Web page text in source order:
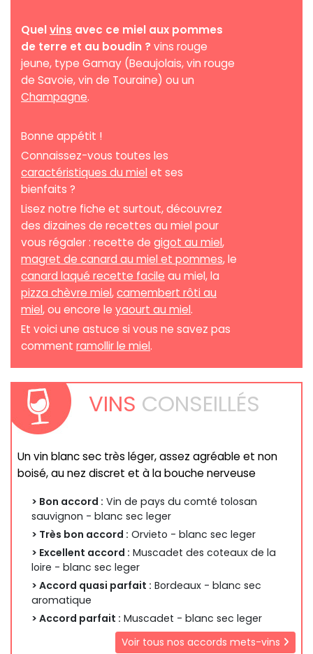
Quelvins avec ce miel aux pommes
de terre et au boudin ? vins rouge
jeune, type Gamay (Beaujolais, vin rouge
de Savoie, vin de Touraine) ou un
Champagne.
Bonne appétit !
Connaissez-vous toutes les
caractéristiques du miel et ses
bienfaits ?
Lisez notre fiche et surtout, découvrez
des dizaines de recettes au miel pour
vous régaler : recette de gigot au miel,
magret de canard au miel et pommes, le
canard laqué recette facile au miel, la
pizza chèvre miel,camembert rôti au
miel, ou encore le yaourt au miel.
Et voici une astuce si vous ne savez pas
comment ramollir le miel.
VINS CONSEILLÉS
Un vin blanc sec très léger, assez agréable et non
boisé, au nez discret et à la bouche nerveuse
> Bon accord : Vin de pays du comté tolosan
sauvignon - blanc sec leger
> Très bon accord : Orvieto - blanc sec leger
> Excellent accord : Muscadet des coteaux de la
loire - blanc sec leger
> Accord quasi parfait : Bordeaux - blanc sec
aromatique
> Accord parfait : Muscadet - blanc sec leger
Voir tous nos accords mets-vins